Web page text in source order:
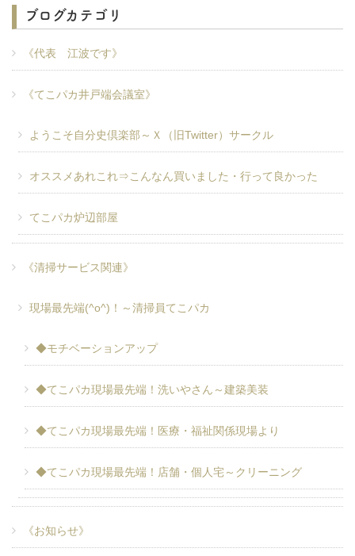
ブログカテゴリ
《代表 江波です》
《てこパカ井戸端会議室》
ようこそ自分史倶楽部～Ｘ（旧Twitter）サークル
オススメあれこれ⇒こんなん買いました・行って良かった
てこパカ炉辺部屋
《清掃サービス関連》
現場最先端(^o^)！～清掃員てこパカ
◆モチベーションアップ
◆てこパカ現場最先端！洗いやさん～建築美装
◆てこパカ現場最先端！医療・福祉関係現場より
◆てこパカ現場最先端！店舗・個人宅～クリーニング
《お知らせ》